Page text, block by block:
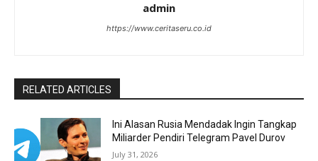
admin
https://www.ceritaseru.co.id
RELATED ARTICLES
Ini Alasan Rusia Mendadak Ingin Tangkap
Miliarder Pendiri Telegram Pavel Durov
July 31, 2026